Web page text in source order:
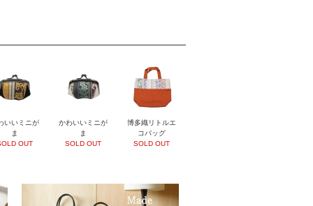
いいミニが
ま
OUT
かわいいミニが
ま
SOLD OUT
博多織リトルエ
コバッグ
SOLD OUT